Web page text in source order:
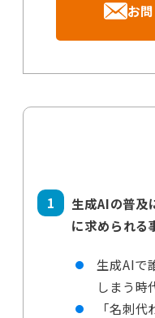
お
生成AIの普及
に求められる
生成AIで
しまう時
「名刺